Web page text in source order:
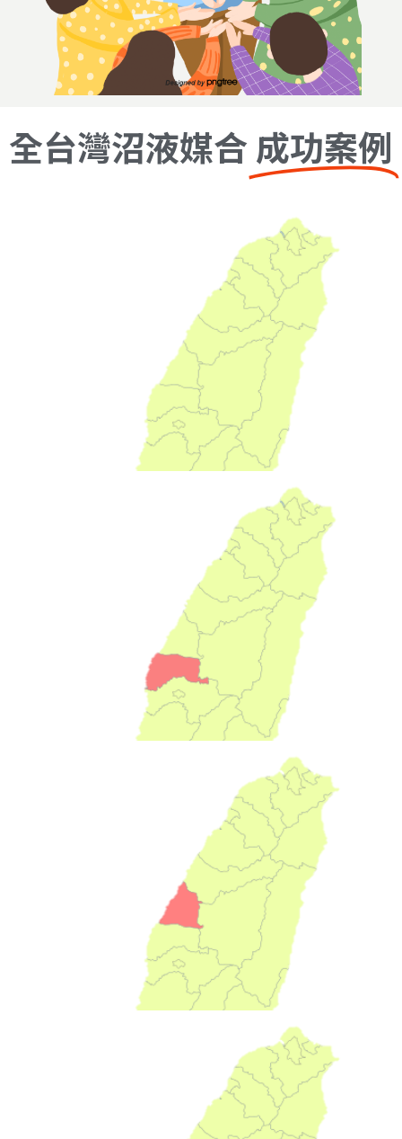
全台灣沼液媒合 成功案例
屏東
244場
年施灌總量
85萬公噸
施灌農地面積398公頃
雲林
196場
年施灌總量
58萬公噸
施灌農地面積834公頃
132場
年施灌總量
26萬公噸
施灌農地面積174公頃
23萬公噸
施灌農地面積178公頃